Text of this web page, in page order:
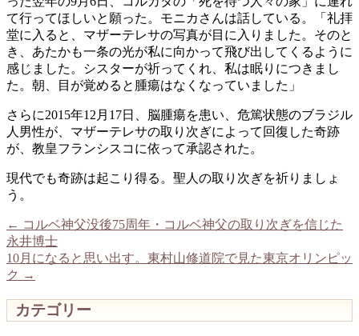
て行ってほしいと願った。モニカさんは話している。「礼拝
堂に入ると、マザーテレサの写真が目に入りました。そのと
き、あたかも一条の光が私に向かって飛び出してくるように
感じました。シスターが祈ってくれ、私は眠りにつきまし
た。朝、目が覚めると腫瘍はなくなっていました」
さらに2015年12月17日、脳腫瘍を患い、危篤状態のブラジル
人男性が、マザーテレサの取り次ぎによって回復した奇跡
が、教皇フランシスコに依って承認された。
現代でも奇跡は起こり得る。聖人の取り次ぎを祈りましょ
う。
← コルベ神父没後75周年・コルベ神父の取り次ぎを信じた
永井博士
10月になると思い出す。東村山修道院で見た東京オリンピッ
ク →
カテゴリー